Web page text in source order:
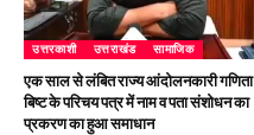
उत्तरकाशी उत्तराखंड सामाजिक
एक साल से लंबित राज्य आंदोलनकारी गणिता
बिष्ट के परिचय पत्र में नाम व पता संशोधन का
प्रकरण का हुआ समाधान